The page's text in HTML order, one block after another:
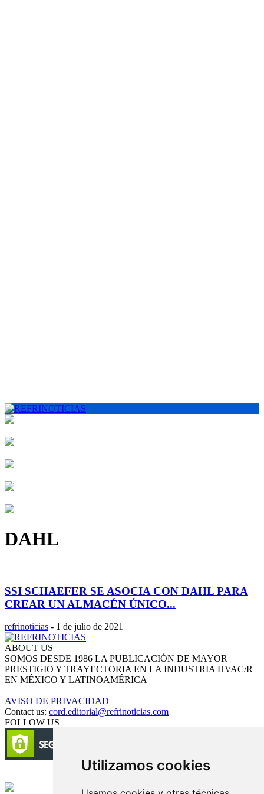
Utilizamos cookies
DAHL
SSI SCHAEFER SE ASOCIA CON DAHL PARA
CREAR UN ALMACÉN ÚNICO...
refrinoticias - 1 de julio de 2021
ABOUT US
SOMOS DESDE 1986 LA PUBLICACIÓN DE MAYOR
PRESTIGIO Y TRAYECTORIA EN LA INDUSTRIA HVAC/R
EN MÉXICO Y LATINOAMÉRICA
AVISO DE PRIVACIDAD
Contact us: cord.editorial@refrinoticias.com
FOLLOW US